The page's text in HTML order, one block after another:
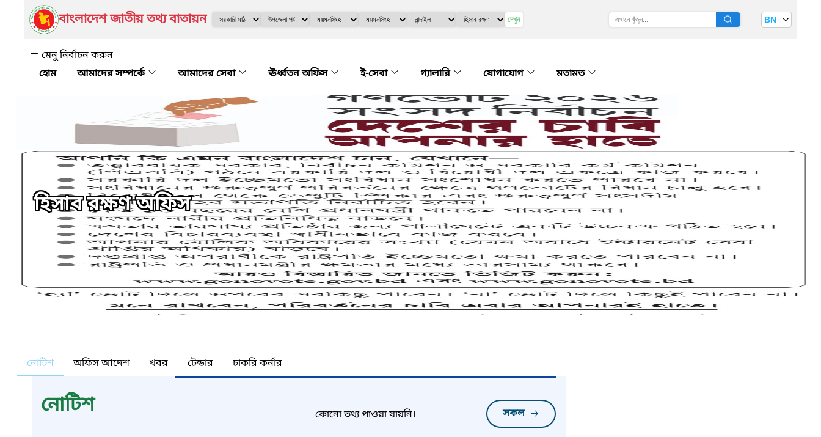
বাংলাদেশ জাতীয় তথ্য বাতায়ন দেখুন BN
মেনু নির্বাচন করুন
আমাদের সম্পর্কে
আমাদের সেবা ঊর্ধ্বতন অফিস ই-সেবা গ্যালারি যোগাযোগ মতামত
হিসাব রক্ষণ অফিস
নোটিশ অফিস আদেশ খবর টেন্ডার চাকরি কর্নার
নোটিশ সকল
কোনো তথ্য পাওয়া যায়নি।